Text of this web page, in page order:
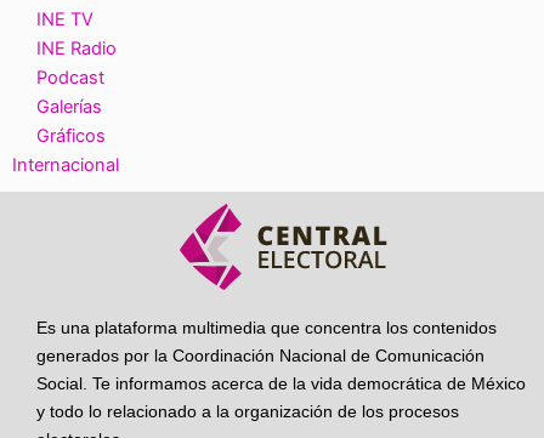
INE TV
INE Radio
Podcast
Galerías
Gráficos
Internacional
Es una plataforma multimedia que concentra los contenidos
generados por la Coordinación Nacional de Comunicación
Social. Te informamos acerca de la vida democrática de México
y todo lo relacionado a la organización de los procesos